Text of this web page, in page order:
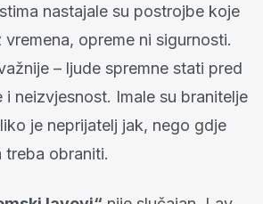
nastajale su postrojbe koje
vremena, opreme ni sigurnosti.
– ljude spremne stati pred
neizvjesnost. Imale su branitelje
je neprijatelj jak, nego gdje
obraniti.